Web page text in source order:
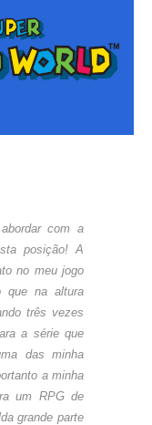
com a
posição! A
no meu jogo
que na altura
três vezes
a série que
das minha
a minha
um RPG de
grande parte